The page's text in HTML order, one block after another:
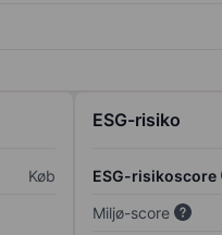
Køb
ESG-risiko
ESG-risikoscore
Miljø-score